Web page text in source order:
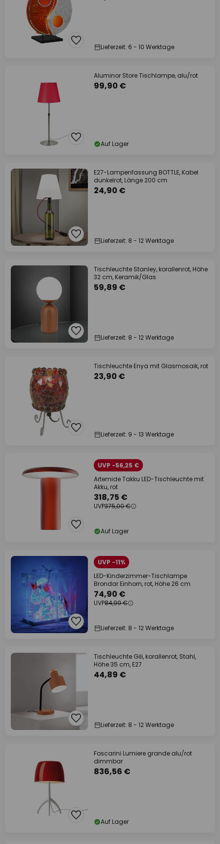
Lieferzeit: 6 - 10 Werktage
Aluminor Store Tischlampe, alu/rot
99,90 €
Auf Lager
E27-Lampenfassung BOTTLE, Kabel
dunkelrot, Länge 200 cm
24,90 €
Lieferzeit: 8 - 12 Werktage
Tischleuchte Stanley, korallenrot, Höhe
32 cm, Keramik/Glas
59,89 €
Lieferzeit: 8 - 12 Werktage
Tischleuchte Enya mit Glasmosaik, rot
23,90 €
Lieferzeit: 9 - 13 Werktage
UVP -56,25 €
Artemide Takku LED-Tischleuchte mit
Akku, rot
318,75 €
UVP375,00 €
Auf Lager
UVP -11%
LED-Kinderzimmer-Tischlampe
Brondar Einhorn, rot, Höhe 26 cm
74,90 €
UVP84,99 €
Lieferzeit: 8 - 12 Werktage
Tischleuchte Gili, korallenrot, Stahl,
Höhe 35 cm, E27
44,89 €
Lieferzeit: 8 - 12 Werktage
Foscarini Lumiere grande alu/rot
dimmbar
836,56 €
Auf Lager